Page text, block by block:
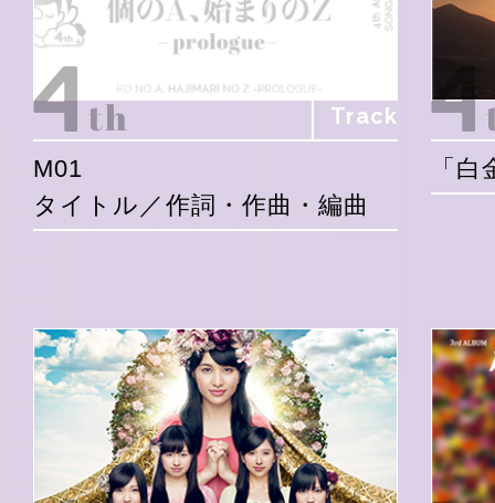
Track
M01
タイトル／作詞・作曲・編曲
「